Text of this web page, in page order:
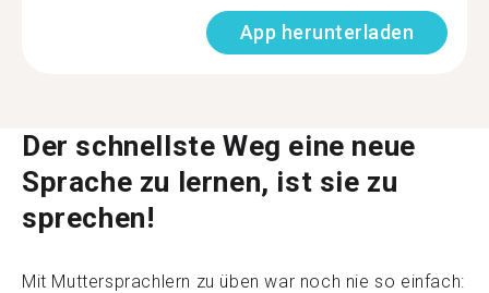
App herunterladen
Der schnellste Weg eine neue
Sprache zu lernen, ist sie zu
sprechen!
Mit Muttersprachlern zu üben war noch nie so einfach: